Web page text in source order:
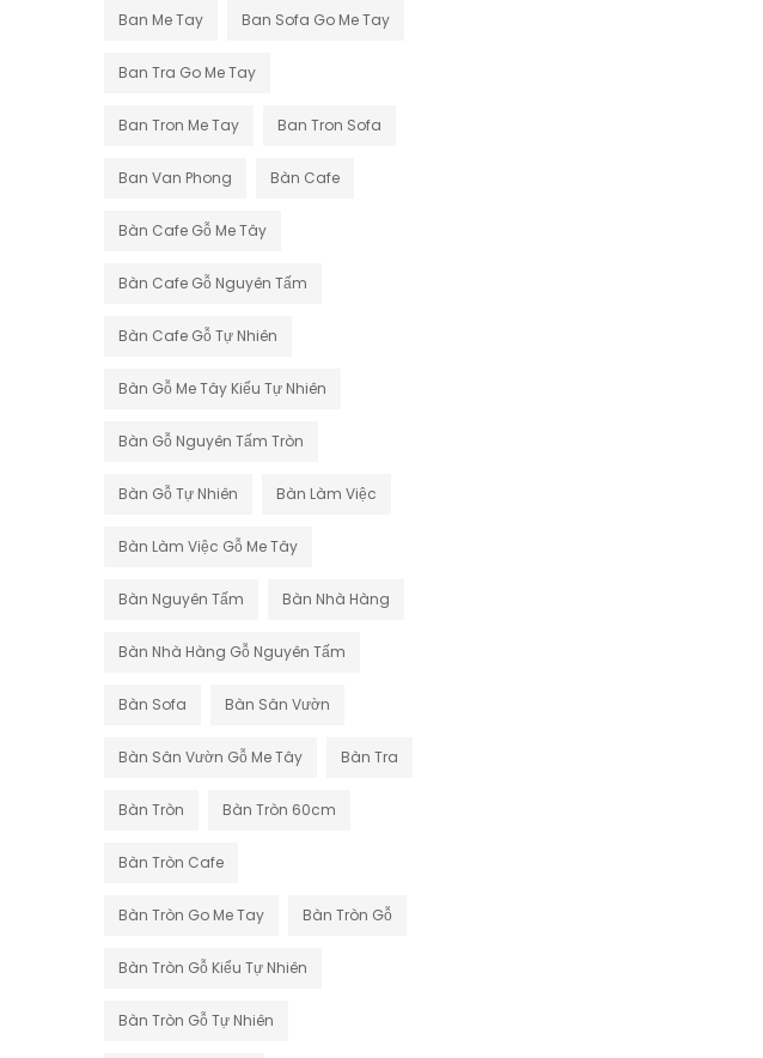
Ban Me Tay Ban Sofa Go Me Tay
Ban Tra Go Me Tay
Ban Tron Me Tay Ban Tron Sofa
Ban Van Phong Bàn Cafe
Bàn Cafe Gỗ Me Tây
Bàn Cafe Gỗ Nguyên Tấm
Bàn Cafe Gỗ Tự Nhiên
Bàn Gỗ Me Tây Kiểu Tự Nhiên
Bàn Gỗ Nguyên Tấm Tròn
Bàn Gỗ Tự Nhiên Bàn Làm Việc
Bàn Làm Việc Gỗ Me Tây
Bàn Nguyên Tấm Bàn Nhà Hàng
Bàn Nhà Hàng Gỗ Nguyên Tấm
Bàn Sofa Bàn Sân Vườn
Bàn Sân Vườn Gỗ Me Tây Bàn Tra
Bàn Tròn Bàn Tròn 60cm
Bàn Tròn Cafe
Bàn Tròn Go Me Tay Bàn Tròn Gỗ
Bàn Tròn Gỗ Kiểu Tự Nhiên
Bàn Tròn Gỗ Tự Nhiên